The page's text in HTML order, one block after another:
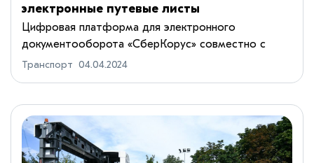
электронные путевые листы
Цифровая платформа для электронного
документооборота «СберКорус» совместно с
Мос...
Транспорт 04.04.2024